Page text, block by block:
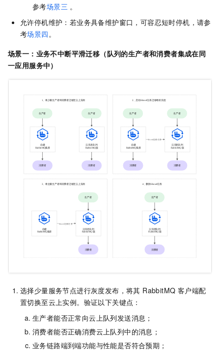
参考场景三 。
允许停机维护：若业务具备维护窗口，可容忍短时停机，请参
考场景四 。
场景一： 业务不中断平滑迁移（队列的生产者和消费者集成在同
一应用服务中）
选择少量服务节点进行灰度发布，将其 RabbitMQ 客户端配
置切换至云上实例。验证以下关键点：
生产者能否正常向云上队列发送消息；
消费者能否正确消费云上队列中的消息；
业务链路端到端功能与性能是否符合预期；